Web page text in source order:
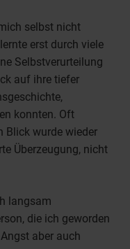
selbst nicht
erst durch viele
Selbstverurteilung
auf ihre tiefer
konnten. Oft
Blick wurde wieder
Überzeugung, nicht
langsam
die ich geworden
aber auch